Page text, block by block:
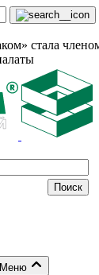
Меню